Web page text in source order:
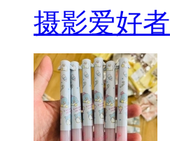
摄影爱好者